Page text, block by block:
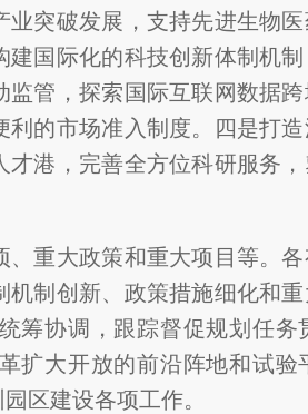
突破发展，支持先进生物
国际化的科技创新体制机
管，探索国际互联网数据
的市场准入制度。四是打
港，完善全方位科研服务
、重大政策和重大项目等。
制创新、政策措施细化和
筹协调，跟踪督促规划任
扩大开放的前沿阵地和试验
区建设各项工作。